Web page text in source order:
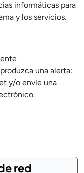
informáticas para
y los servicios.
una alerta:
y/o envíe una
red